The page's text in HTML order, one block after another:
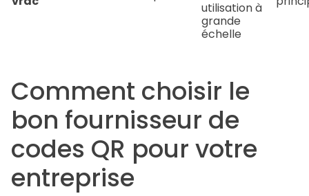
utilisation à
grande
échelle
Comment choisir le
bon fournisseur de
codes QR pour votre
entreprise